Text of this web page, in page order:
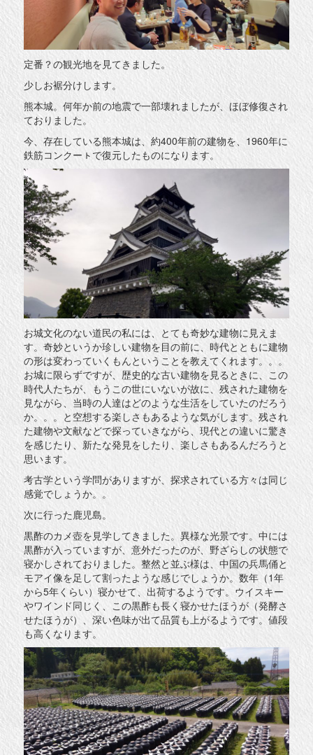
定番？の観光地を見てきました。
少しお裾分けします。
熊本城。何年か前の地震で一部壊れましたが、ほぼ修復され
ておりました。
今、存在している熊本城は、約400年前の建物を、1960年に
鉄筋コンクーㇳで復元したものになります。
お城文化のない道民の私には、とても奇妙な建物に見えま
す。奇妙というか珍しい建物を目の前に、時代とともに建物
の形は変わっていくもんということを教えてくれます。。。
お城に限らずですが、歴史的な古い建物を見るときに、この
時代人たちが、もうこの世にいないが故に、残された建物を
見ながら、当時の人達はどのような生活をしていたのだろう
か。。。と空想する楽しさもあるような気がします。残され
た建物や文献などで探っていきながら、現代との違いに驚き
を感じたり、新たな発見をしたり、楽しさもあるんだろうと
思います。
考古学という学問がありますが、探求されている方々は同じ
感覚でしょうか。。
次に行った鹿児島。
黒酢のカメ壺を見学してきました。異様な光景です。中には
黒酢が入っていますが、意外だったのが、野ざらしの状態で
寝かしされておりました。整然と並ぶ様は、中国の兵馬俑と
モアイ像を足して割ったような感じでしょうか。数年（1年
から5年くらい）寝かせて、出荷するようです。ウイスキー
やワインド同じく、この黒酢も長く寝かせたほうが（発酵さ
せたほうが）、深い色味が出て品質も上がるようです。値段
も高くなります。